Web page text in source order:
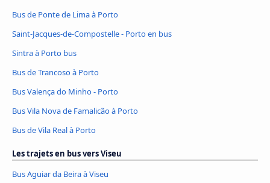
Bus de Ponte de Lima à Porto
Saint-Jacques-de-Compostelle - Porto en bus
Sintra à Porto bus
Bus de Trancoso à Porto
Bus Valença do Minho - Porto
Bus Vila Nova de Famalicão à Porto
Bus de Vila Real à Porto
Les trajets en bus vers Viseu
Bus Aguiar da Beira à Viseu